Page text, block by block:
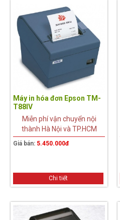
Máy in hóa đơn Epson TM-
T88IV
Miễn phí vận chuyển nội
thành Hà Nội và TP.HCM
Giá bán: 5.450.000đ
Chi tiết